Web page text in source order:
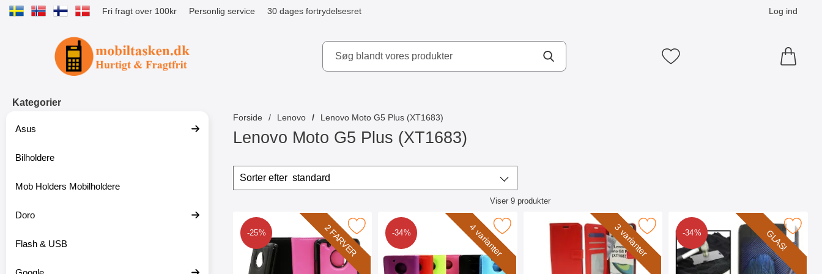
Fri fragt over 100kr Personlig service 30 dages fortrydelsesret Log ind
Startside for Tibro Billiga Mobilskydd AB Mine favoritter
Kategorier
Asus
Bilholdere
Mob Holders Mobilholdere
Doro
Flash & USB
Forside Lenovo Lenovo Moto G5 Plus (XT1683)
Lenovo Moto G5 Plus (XT1683)
p
ir
Sorter standard
Viser9produkter
produktliste
2 FARVER
-25%
Marker magnet Wallet Lenovo Moto G5 Plus (XT1683) som favorit
4 varianter
-34%
Marker mobiltaske Lenovo Moto G5 Plus (XT1683) som favorit
3 varianter
Marker crazy Horse Wallet Lenovo Moto G5 Plus (XT1683) som favorit
GLAS!
-34%
Marker glasbeskyttelse Lenovo Moto